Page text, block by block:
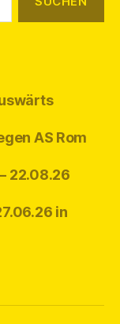
AS Rom
22.08.26
in